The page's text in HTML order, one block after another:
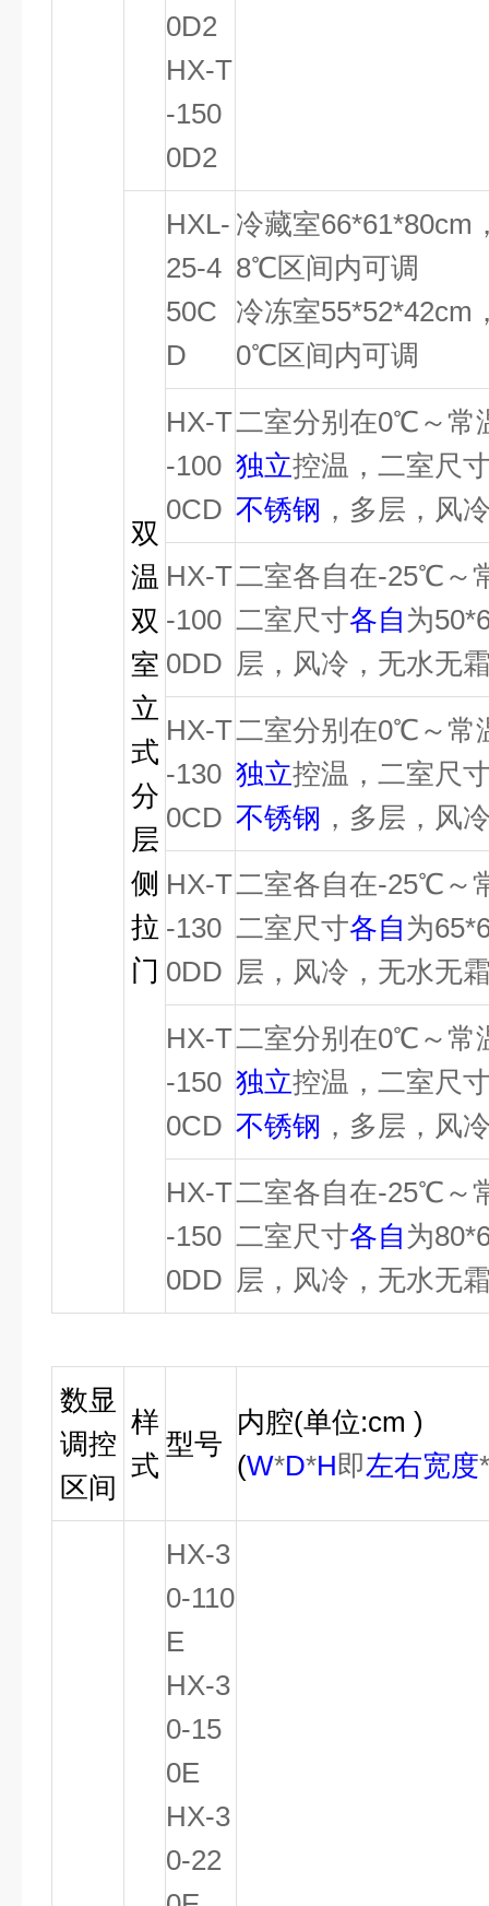
0D2
HX-T
-150
0D2
双
温
双
室
立
式
分
层
侧
拉
门
HXL-
25-4
50C
D
冷藏室
8℃区间内可调
冷冻室
0℃区间内可调
HX-T
-100
0CD
二室分别在0℃～常
独立控温，二室尺
不锈钢 ，多层，风
HX-T
-100
0DD
二室各自在-25℃～
二室尺寸各自 为
层，风冷，无水无
HX-T
-130
0CD
二室分别在0℃～常
独立控温，二室尺
不锈钢 ，多层，风
HX-T
-130
0DD
二室各自在-25℃～
二室尺寸各自 为
层，风冷，无水无
HX-T
-150
0CD
二室分别在0℃～常
独立控温，二室尺
不锈钢 ，多层，风
HX-T
-150
0DD
二室各自在-25℃～
二室尺寸各自 为
层，风冷，无水无
数显
调控
区间
样
式
型号
内腔(单位:cm )
(W*D*H即左右宽度
HX-3
0-110
E
HX-3
0-15
0E
HX-3
0-22